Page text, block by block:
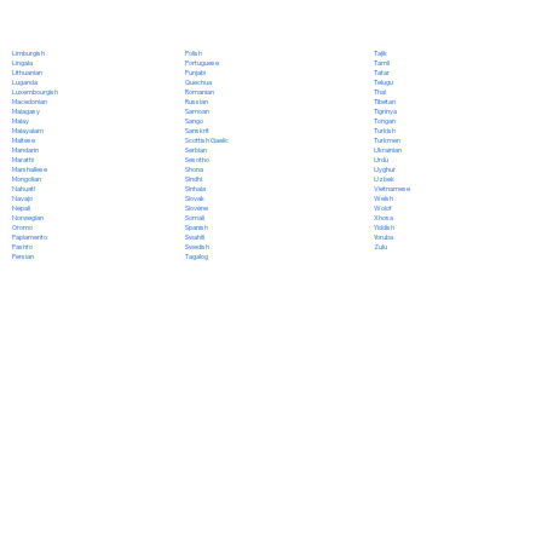
Limburgish
Lingala
Lithuanian
Luganda
Luxembourgish
Macedonian
Malagasy
Malay
Malayalam
Maltese
Mandarin
Marathi
Marshallese
Mongolian
Nahuatl
Navajo
Nepali
Norwegian
Oromo
Papiamento
Pashto
Persian
Polish
Portuguese
Punjabi
Quechua
Romanian
Russian
Samoan
Sango
Sanskrit
Scottish Gaelic
Serbian
Sesotho
Shona
Sindhi
Sinhala
Slovak
Slovene
Somali
Spanish
Swahili
Swedish
Tagalog
Tajik
Tamil
Tatar
Telugu
Thai
Tibetan
Tigrinya
Tongan
Turkish
Turkmen
Ukrainian
Urdu
Uyghur
Uzbek
Vietnamese
Welsh
Wolof
Xhosa
Yiddish
Yoruba
Zulu